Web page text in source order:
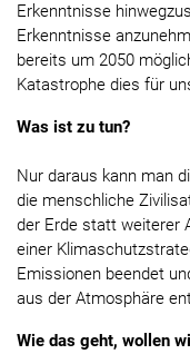
Erkenntnisse
Erkenntnisse
bereits um 2050
Katastrophe dies für
Was ist zu tun?
Nur daraus kann man
die menschliche
der Erde statt weiterer
einer
Emissionen beendet
aus der Atmosphäre
Wie das geht, wollen